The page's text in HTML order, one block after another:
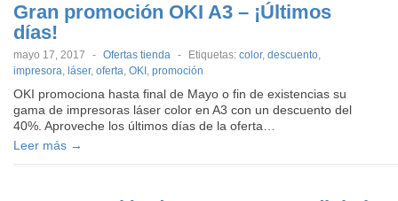
Gran promoción OKI A3 – ¡Últimos
días!
mayo 17, 2017 - Ofertas tienda - Etiquetas: color, descuento,
impresora, láser, oferta, OKI , promoción
OKI promociona hasta final de Mayo o fin de existencias su
gama de impresoras láser color en A3 con un descuento del
40%. Aproveche los últimos días de la oferta…
Leer más →